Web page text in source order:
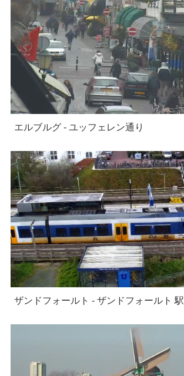
エルブルグ - ユッフェレン通り
ザンドフォールト - ザンドフォールト 駅